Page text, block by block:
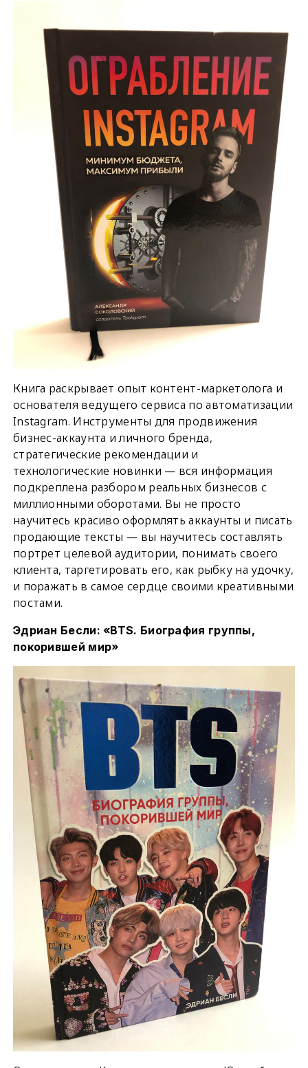
Книга раскрывает опыт контент-маркетолога и
основателя ведущего сервиса по автоматизации
Instagram. Инструменты для продвижения
бизнес-аккаунта и личного бренда,
стратегические рекомендации и
технологические новинки — вся информация
подкреплена разбором реальных бизнесов с
миллионными оборотами. Вы не просто
научитесь красиво оформлять аккаунты и писать
продающие тексты — вы научитесь составлять
портрет целевой аудитории, понимать своего
клиента, таргетировать его, как рыбку на удочку,
и поражать в самое сердце своими креативными
постами.
Эдриан Бесли: «BTS. Биография группы,
покорившей мир»